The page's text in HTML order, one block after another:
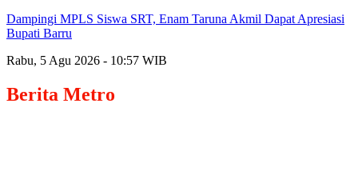
Dampingi MPLS Siswa SRT, Enam Taruna Akmil Dapat Apresiasi
Bupati Barru
Rabu, 5 Agu 2026 - 10:57 WIB
Berita Metro